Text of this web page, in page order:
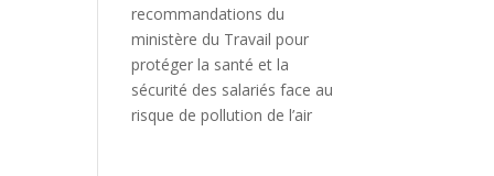
recommandations du
ministère du Travail pour
protéger la santé et la
sécurité des salariés face au
risque de pollution de l’air